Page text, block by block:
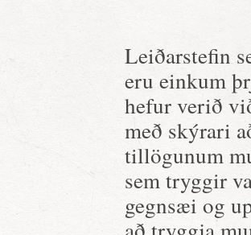
Leiðarstefin
eru einkum
hefur verið
með skýrari
tillögunum
sem tryggir
gegnsæi og